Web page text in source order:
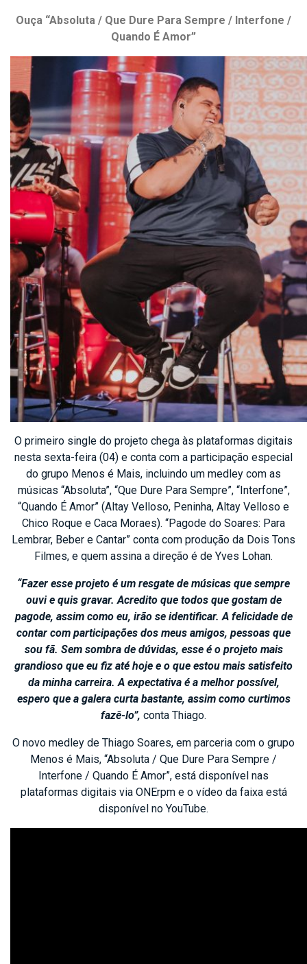
Ouça “Absoluta / Que Dure Para Sempre / Interfone /
Quando É Amor”
O primeiro single do projeto chega às plataformas digitais
nesta sexta-feira (04) e conta com a participação especial
do grupo Menos é Mais, incluindo um medley com as
músicas “Absoluta”, “Que Dure Para Sempre”, “Interfone”,
“Quando É Amor” (Altay Velloso, Peninha, Altay Velloso e
Chico Roque e Caca Moraes). “Pagode do Soares: Para
Lembrar, Beber e Cantar” conta com produção da Dois Tons
Filmes, e quem assina a direção é de Yves Lohan.
“Fazer esse projeto é um resgate de músicas que sempre
ouvi e quis gravar. Acredito que todos que gostam de
pagode, assim como eu, irão se identificar. A felicidade de
contar com participações dos meus amigos, pessoas que
sou fã. Sem sombra de dúvidas, esse é o projeto mais
grandioso que eu fiz até hoje e o que estou mais satisfeito
da minha carreira. A expectativa é a melhor possível,
espero que a galera curta bastante, assim como curtimos
fazê-lo”, conta Thiago.
O novo medley de Thiago Soares, em parceria com o grupo
Menos é Mais, “Absoluta / Que Dure Para Sempre /
Interfone / Quando É Amor”, está disponível nas
plataformas digitais via ONErpm e o vídeo da faixa está
disponível no YouTube.